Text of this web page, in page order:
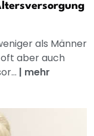
als Männer
oft aber auch
| mehr